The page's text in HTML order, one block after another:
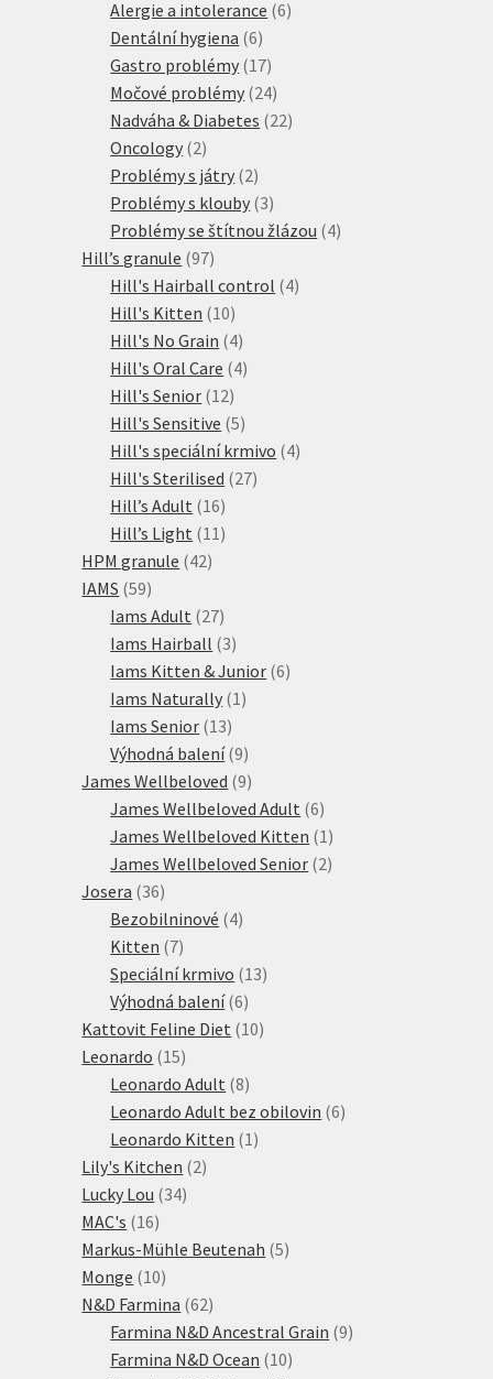
produktů
Alergie a intolerance 66
Dentální hygiena 66
produktů
Gastro problémy 1717
produktů
Močové problémy 2424
produktů
Nadváha & Diabetes 2222
Oncology 22
produkty
Problémy s játry 22
produkty
Problémy s klouby 33
produkty
Problémy se štítnou žlázou 44
Hill’s granule 9797
produktů
Hill's Hairball control 44
Hill's Kitten 1010
produktů
Hill's No Grain 44
produkty
Hill's Oral Care 44
Hill's Senior 1212
produktů
Hill's Sensitive 55
produktů
Hill's speciální krmivo 44
Hill's Sterilised 2727
Hill’s Adult 1616
produktů
Hill’s Light 11 11
HPM granule 4242
IAMS 5959
produktů
Iams Adult 2727
produktů
Iams Hairball 33
produkty
Iams Kitten & Junior 66
Iams Naturally 1 1
Iams Senior 1313
produktů
Výhodná balení 99
produktů
James Wellbeloved 99
produktů
James Wellbeloved Adult 66
produktů
James Wellbeloved Kitten 1 1
produkt
James Wellbeloved Senior 22
Josera 3636
produktů
Bezobilninové 44
Kitten 77
produktů
Speciální krmivo 1313
Výhodná balení 66
produktů
Kattovit Feline Diet 1010
Leonardo 1515
produktů
Leonardo Adult 88
produktů
Leonardo Adult bez obilovin 66
Leonardo Kitten 1 1
Lily's Kitchen 22
Lucky Lou 3434
MAC's 1616
produktů
Markus-Mühle Beutenah 55
Monge 1010
produktů
N&D Farmina 6262
produktů
Farmina N&D Ancestral Grain 99
Farmina N&D Ocean 1010